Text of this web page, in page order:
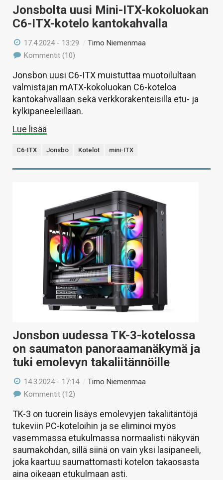
Jonsbolta uusi Mini-ITX-kokoluokan
C6-ITX-kotelo kantokahvalla
17.4.2024 - 13:29 /Timo Niemenmaa
Kommentit (10)
Jonsbon uusi C6-ITX muistuttaa muotoilultaan
valmistajan mATX-kokoluokan C6-koteloa
kantokahvallaan sekä verkkorakenteisilla etu- ja
kylkipaneeleillaan.
Lue lisää
C6-ITX Jonsbo Kotelot mini-ITX
Jonsbon uudessa TK-3-kotelossa
on saumaton panoraamanäkymä ja
tuki emolevyn takaliitännöille
14.3.2024 - 17:14 /Timo Niemenmaa
Kommentit (12)
TK-3 on tuorein lisäys emolevyjen takaliitäntöjä
tukeviin PC-koteloihin ja se eliminoi myös
vasemmassa etukulmassa normaalisti näkyvän
saumakohdan, sillä siinä on vain yksi lasipaneeli,
joka kaartuu saumattomasti kotelon takaosasta
aina oikeaan etukulmaan asti.